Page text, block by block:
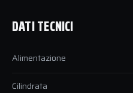
DATI TECNICI
Alimentazione
Cilindrata